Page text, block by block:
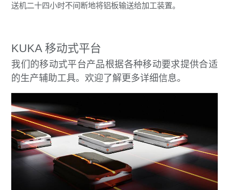
送机二十四小时不间断地将铝板输送给加工装置。
KUKA 移动式平台
我们的移动式平台产品根据各种移动要求提供合适
的生产辅助工具。欢迎了解更多详细信息。